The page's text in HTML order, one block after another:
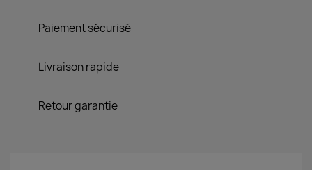
Paiement sécurisé
Livraison rapide
Retour garantie